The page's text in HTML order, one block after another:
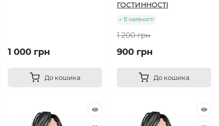
1 000 грн
До кошика
ГОСТИННОСТІ
В наявності
1 200 грн
900 грн
До кошика